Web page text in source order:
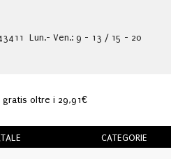
Lun.- Ven.: 9 - 13 / 15 - 20
gratis oltre i 29,91€
CATEGORIE